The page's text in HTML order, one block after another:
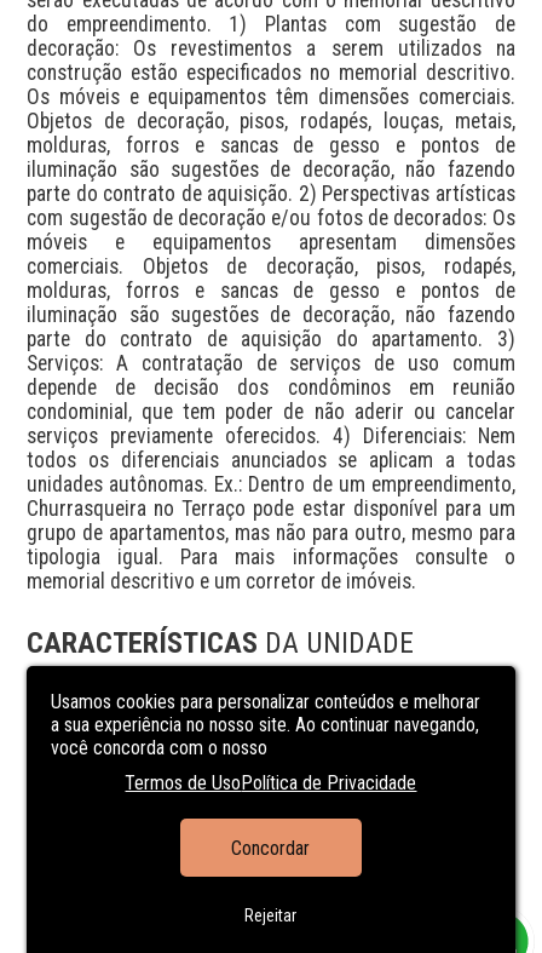
do empreendimento. 1) Plantas com sugestão de
decoração: Os revestimentos a serem utilizados na
construção estão especificados no memorial descritivo.
Os móveis e equipamentos têm dimensões comerciais.
Objetos de decoração, pisos, rodapés, louças, metais,
molduras, forros e sancas de gesso e pontos de
iluminação são sugestões de decoração, não fazendo
parte do contrato de aquisição. 2) Perspectivas artísticas
com sugestão de decoração e/ou fotos de decorados: Os
móveis e equipamentos apresentam dimensões
comerciais. Objetos de decoração, pisos, rodapés,
molduras, forros e sancas de gesso e pontos de
iluminação são sugestões de decoração, não fazendo
parte do contrato de aquisição do apartamento. 3)
Serviços: A contratação de serviços de uso comum
depende de decisão dos condôminos em reunião
condominial, que tem poder de não aderir ou cancelar
serviços previamente oferecidos. 4) Diferenciais: Nem
todos os diferenciais anunciados se aplicam a todas
unidades autônomas. Ex.: Dentro de um empreendimento,
Churrasqueira no Terraço pode estar disponível para um
grupo de apartamentos, mas não para outro, mesmo para
tipologia igual. Para mais informações consulte o
memorial descritivo e um corretor de imóveis.
CARACTERÍSTICAS DA UNIDADE
Bar
Espera split
Hidrometro Individual
Usamos cookies para personalizar conteúdos e melhorar
a sua experiência no nosso site. Ao continuar navegando,
você concorda com o nosso
Termos de UsoPolítica de Privacidade
Concordar
Rejeitar